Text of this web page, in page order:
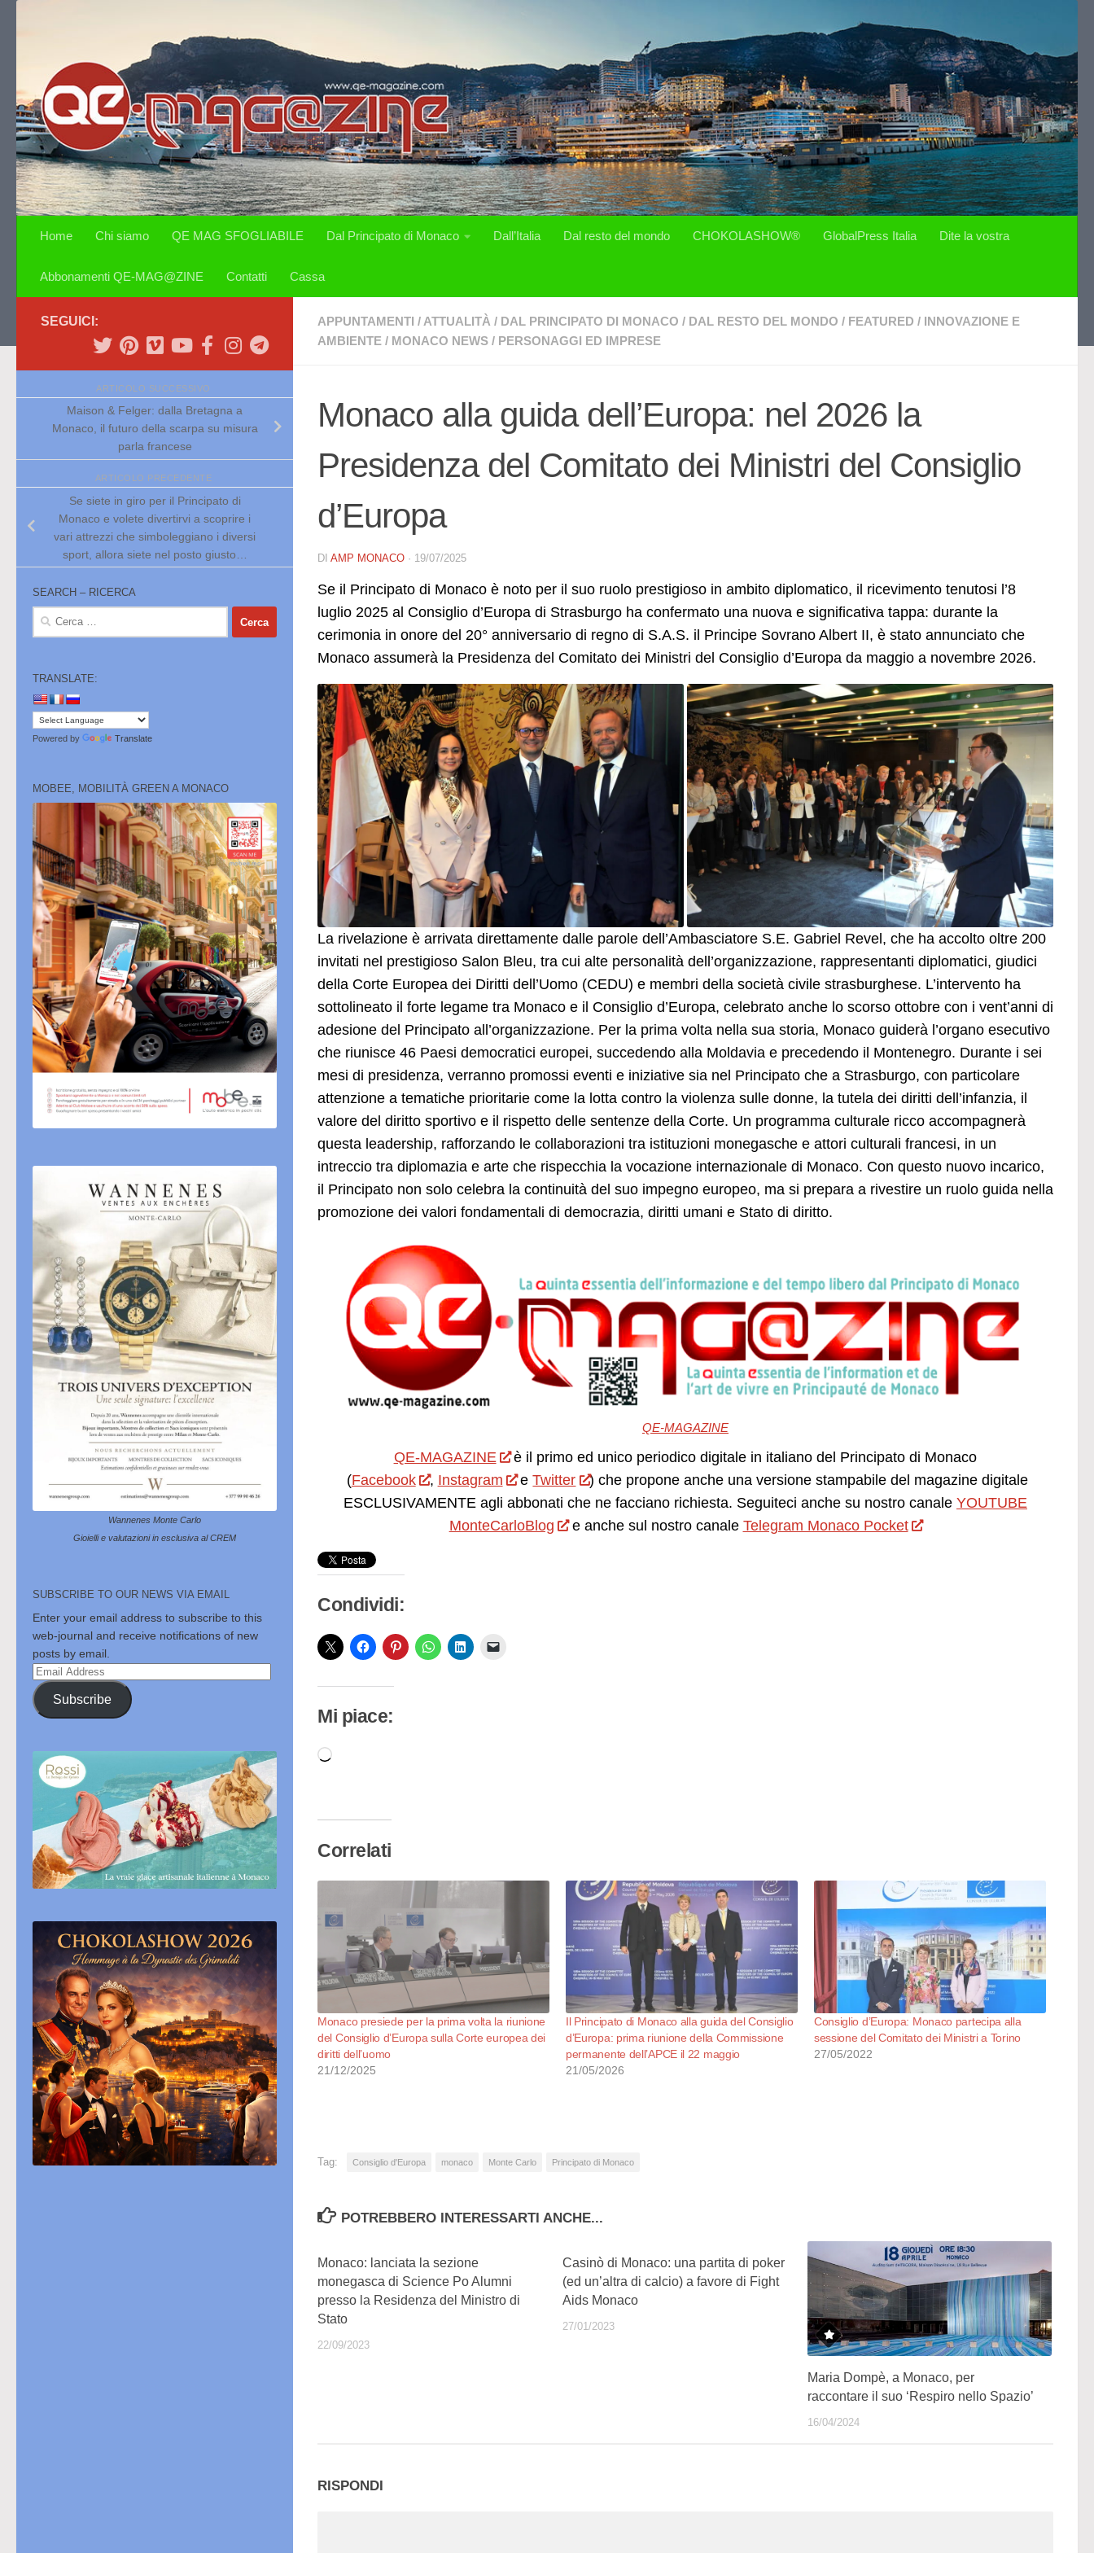
Home Chi siamo QE MAG SFOGLIABILE Dal Principato di Monaco Dall’Italia Dal resto del mondo CHOKOLASHOW® GlobalPress Italia Dite la vostra
Abbonamenti QE-MAG@ZINE Contatti Cassa
APPUNTAMENTI / ATTUALITÀ / DAL PRINCIPATO DI MONACO / DAL RESTO DEL MONDO / FEATURED / INNOVAZIONE E
AMBIENTE / MONACO NEWS / PERSONAGGI ED IMPRESE
Monaco alla guida dell’Europa: nel 2026 la
Presidenza del Comitato dei Ministri del Consiglio
d’Europa
DI AMP MONACO · 19/07/2025
Se il Principato di Monaco è noto per il suo ruolo prestigioso in ambito diplomatico, il ricevimento tenutosi l’8
luglio 2025 al Consiglio d’Europa di Strasburgo ha confermato una nuova e significativa tappa: durante la
cerimonia in onore del 20° anniversario di regno di S.A.S. il Principe Sovrano Albert II, è stato annunciato che
Monaco assumerà la Presidenza del Comitato dei Ministri del Consiglio d’Europa da maggio a novembre 2026.
La rivelazione è arrivata direttamente dalle parole dell’Ambasciatore S.E. Gabriel Revel, che ha accolto oltre 200
invitati nel prestigioso Salon Bleu, tra cui alte personalità dell’organizzazione, rappresentanti diplomatici, giudici
della Corte Europea dei Diritti dell’Uomo (CEDU) e membri della società civile strasburghese. L’intervento ha
sottolineato il forte legame tra Monaco e il Consiglio d’Europa, celebrato anche lo scorso ottobre con i vent’anni di
adesione del Principato all’organizzazione. Per la prima volta nella sua storia, Monaco guiderà l’organo esecutivo
che riunisce 46 Paesi democratici europei, succedendo alla Moldavia e precedendo il Montenegro. Durante i sei
mesi di presidenza, verranno promossi eventi e iniziative sia nel Principato che a Strasburgo, con particolare
attenzione a tematiche prioritarie come la lotta contro la violenza sulle donne, la tutela dei diritti dell’infanzia, il
valore del diritto sportivo e il rispetto delle sentenze della Corte. Un programma culturale ricco accompagnerà
questa leadership, rafforzando le collaborazioni tra istituzioni monegasche e attori culturali francesi, in un
intreccio tra diplomazia e arte che rispecchia la vocazione internazionale di Monaco. Con questo nuovo incarico,
il Principato non solo celebra la continuità del suo impegno europeo, ma si prepara a rivestire un ruolo guida nella
promozione dei valori fondamentali di democrazia, diritti umani e Stato di diritto.
QE-MAGAZINE
QE-MAGAZINE
è il primo ed unico periodico digitale in italiano del Principato di Monaco
(Facebook , Instagram eTwitter
) che propone anche una versione stampabile del magazine digitale
ESCLUSIVAMENTE agli abbonati che ne facciano richiesta. Seguiteci anche su nostro canale YOUTUBE
MonteCarloBlog
e anche sul nostro canale Telegram Monaco Pocket
Condividi:
Mi piace:
Caricamento
Correlati
Monaco presiede per la prima volta la riunione
del Consiglio d’Europa sulla Corte europea dei
diritti dell’uomo
21/12/2025
Il Principato di Monaco alla guida del Consiglio
d’Europa: prima riunione della Commissione
permanente dell’APCE il 22 maggio
21/05/2026
Consiglio d’Europa: Monaco partecipa alla
sessione del Comitato dei Ministri a Torino
27/05/2022
Tag: Consiglio d'Europa monaco Monte Carlo Principato di Monaco
POTREBBERO INTERESSARTI ANCHE...
Monaco: lanciata la sezione
monegasca di Science Po Alumni
presso la Residenza del Ministro di
Stato
22/09/2023
Casinò di Monaco: una partita di poker
(ed un’altra di calcio) a favore di Fight
Aids Monaco
27/01/2023
Maria Dompè, a Monaco, per
raccontare il suo ‘Respiro nello Spazio’
16/04/2024
RISPONDI
SEGUICI:
ARTICOLO SUCCESSIVO
Maison & Felger: dalla Bretagna a
Monaco, il futuro della scarpa su misura
parla francese
ARTICOLO PRECEDENTE
Se siete in giro per il Principato di
Monaco e volete divertirvi a scoprire i
vari attrezzi che simboleggiano i diversi
sport, allora siete nel posto giusto…
SEARCH – RICERCA
Ricerca
TRANSLATE:
Powered by Translate
MOBEE, MOBILITÀ GREEN A MONACO
Wannenes Monte Carlo
Gioielli e valutazioni in esclusiva al CREM
SUBSCRIBE TO OUR NEWS VIA EMAIL
Enter your email address to subscribe to this
web-journal and receive notifications of new
posts by email.
Email
Address
Subscribe